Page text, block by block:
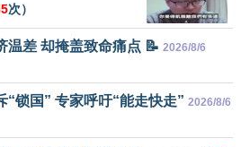
次）
温差 却掩盖致命痛点 📝 2026/8/6
“锁国” 专家呼吁“能走快走” 2026/8/6